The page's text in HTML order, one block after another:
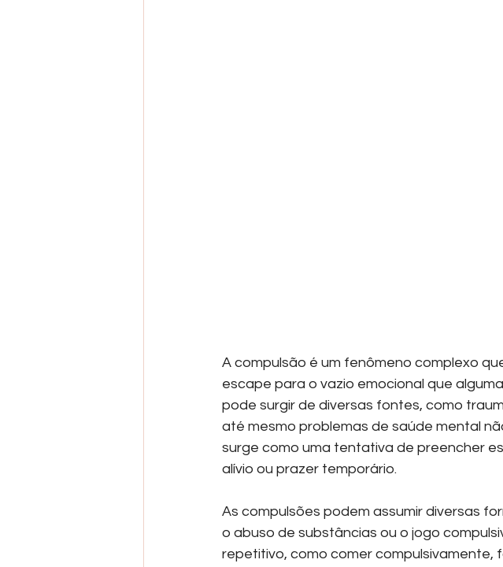
A compulsão é um fenômeno complexo
escape para o vazio emocional que
pode surgir de diversas fontes, como
até mesmo problemas de saúde mental
surge como uma tentativa de preencher
alívio ou prazer temporário.
As compulsões podem assumir diversas
o abuso de substâncias ou o jogo
repetitivo, como comer